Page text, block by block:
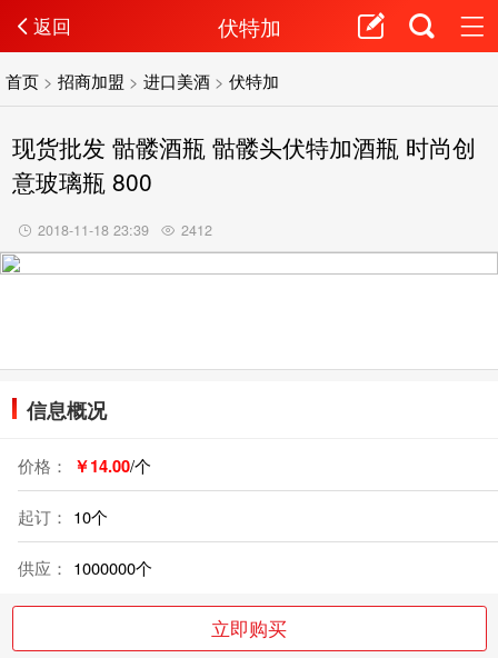
返回 伏特加
首页 >招商加盟 >进口美酒 >伏特加
现货批发 骷髅酒瓶 骷髅头伏特加酒瓶 时尚创
意玻璃瓶 800
2018-11-18 23:39 2412
信息概况
价格： ￥14.00/个
起订： 10个
供应： 1000000个
立即购买